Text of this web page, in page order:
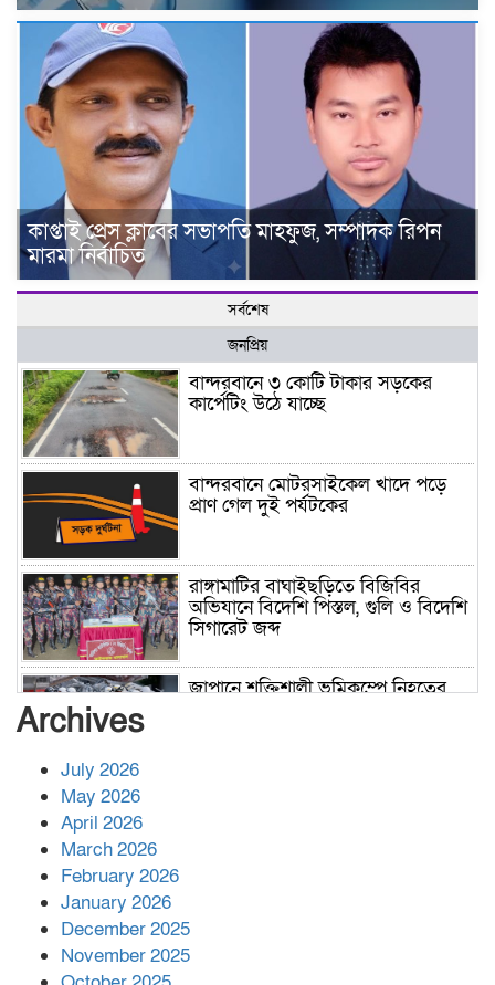
কাপ্তাই প্রেস ক্লাবের সভাপতি মাহফুজ, সম্পাদক রিপন
মারমা নির্বাচিত
সর্বশেষ
জনপ্রিয়
বান্দরবানে ৩ কোটি টাকার সড়কের
কার্পেটিং উঠে যাচ্ছে
বান্দরবানে মোটরসাইকেল খাদে পড়ে
প্রাণ গেল দুই পর্যটকের
রাঙ্গামাটির বাঘাইছড়িতে বিজিবির
অভিযানে বিদেশি পিস্তল, গুলি ও বিদেশি
সিগারেট জব্দ
জাপানে শক্তিশালী ভূমিকম্পে নিহতের
Archives
July 2026
May 2026
April 2026
March 2026
February 2026
January 2026
December 2025
November 2025